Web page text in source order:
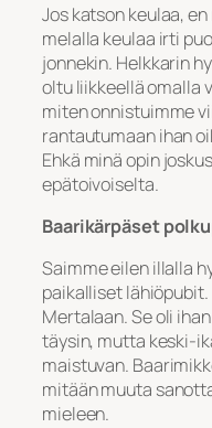
Jos katson keulaa,
melalla keulaa irti
jonnekin. Helkkarin
oltu liikkeellä omalla
miten onnistuimme
rantautumaan ihan
Ehkä minä opin
epätoivoiselta.
Baarikärpäset
Saimme eilen illalla
paikalliset
Mertalaan. Se oli
täysin, mutta keski-
maistuvan.
mitään muuta
mieleen.